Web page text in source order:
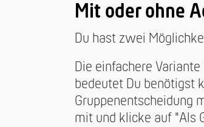
Mit oder ohne
Du hast zwei
Die einfachere
bedeutet Du benötigst
Gruppenentscheidung
mit und klicke auf "Als